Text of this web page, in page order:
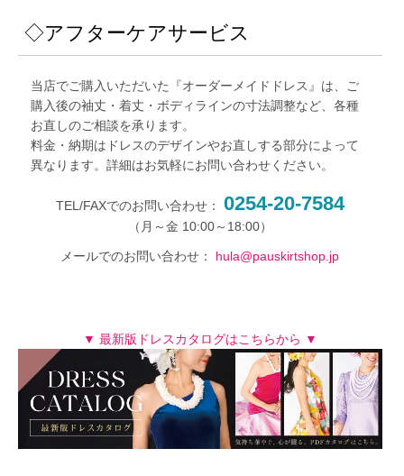
◇アフターケアサービス
当店でご購入いただいた『オーダーメイドドレス』は、ご
購入後の袖丈・着丈・ボディラインの寸法調整など、各種
お直しのご相談を承ります。
料金・納期はドレスのデザインやお直しする部分によって
異なります。詳細はお気軽にお問い合わせください。
TEL/FAXでのお問い合わせ： 0254-20-7584
メールでのお問い合わせ： hula@pauskirtshop.jp
▼ 最新版ドレスカタログはこちらから ▼